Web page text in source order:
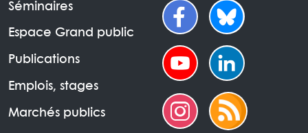
Séminaires
Espace Grand public
Publications
Emplois, stages
Marchés publics